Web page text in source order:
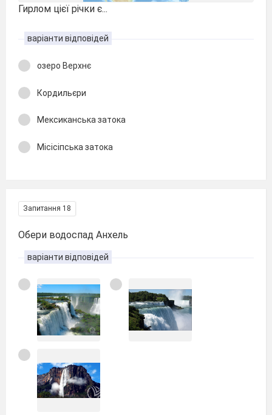
Гирлом цієї річки є...
варіанти відповідей
озеро Верхнє
Кордильєри
Мексиканська затока
Місісіпська затока
Запитання 18
Обери водоспад Анхель
варіанти відповідей